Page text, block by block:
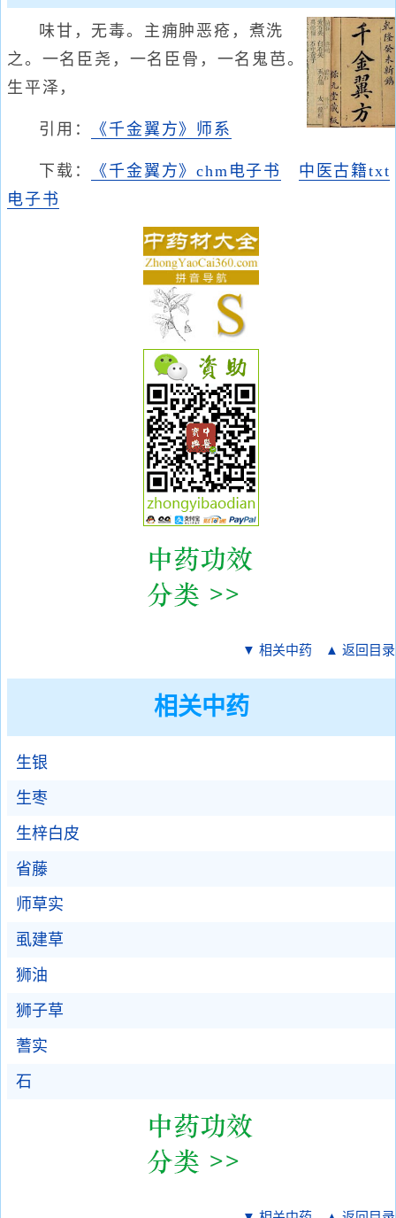
味甘，无毒。主痈肿恶疮，煮洗
之。一名臣尧，一名臣骨，一名鬼芭。
生平泽，
引用： 《千金翼方》师系
下载： 《千金翼方》chm电子书
中医古籍txt
电子书
▼ 相关中药 ▲ 返回目录
相关中药
生银
生枣
生梓白皮
省藤
师草实
虱建草
狮油
狮子草
蓍实
石